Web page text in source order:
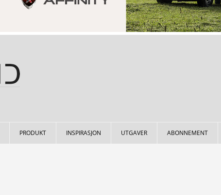
PRODUKT INSPIRASJON UTGAVER ABONNEMENT